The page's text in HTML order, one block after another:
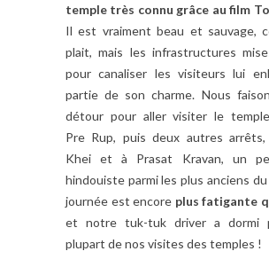
temple très connu grâce au film
Il est vraiment beau et sauvage,
plait, mais les infrastructures
pour canaliser les visiteurs lui
partie de son charme. Nous
détour pour aller visiter le
Pre Rup, puis deux autres
Khei et à Prasat Kravan, un
hindouiste parmi les plus anciens
journée est encore plus fatigante
et notre tuk-tuk driver a dormi
plupart de nos visites des temples !